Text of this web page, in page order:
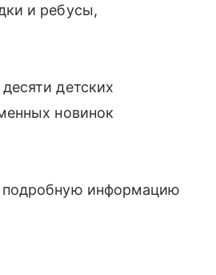
и ребусы,
детских
новинок
подробную информацию